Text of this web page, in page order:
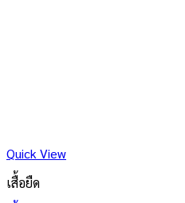
Quick View
เสื้อยืด